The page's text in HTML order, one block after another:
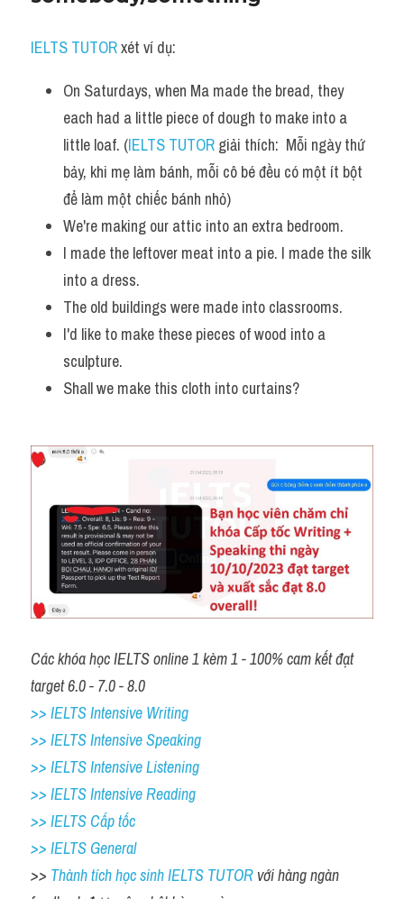
IELTS TUTOR xét ví dụ:
On Saturdays, when Ma made the bread, they
each had a little piece of dough to make into a
little loaf. (IELTS TUTOR giải thích:  Mỗi ngày thứ
bảy, khi mẹ làm bánh, mỗi cô bé đều có một ít bột
để làm một chiếc bánh nhỏ)
We're making our attic into an extra bedroom. ​
I made the leftover meat into a pie. I made the silk
into a dress.
The old buildings were made into classrooms.
I'd like to make these pieces of wood into a
sculpture.
Shall we make this cloth into curtains?
Các khóa học IELTS online 1 kèm 1 - 100% cam kết đạt
target 6.0 - 7.0 - 8.0
>> IELTS Intensive Writing
>> IELTS Intensive Speaking
>> IELTS Intensive Listening
>> IELTS Intensive Reading
>> IELTS Cấp tốc
>> IELTS General
>> Thành tích học sinh IELTS TUTOR với hàng ngàn